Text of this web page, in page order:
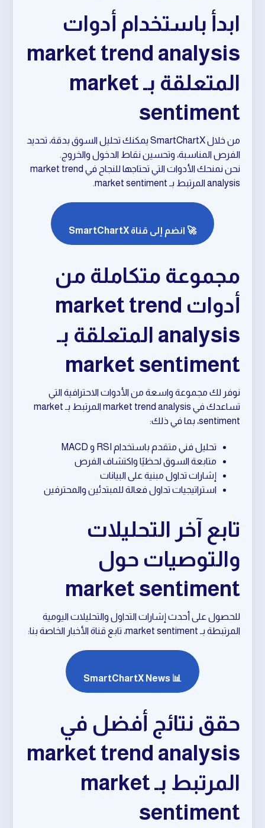
ابدأ باستخدام أدوات
market trend analysis
المتعلقة بـ market
sentiment
من خلال SmartChartX يمكنك تحليل السوق بدقة، تحديد
الفرص المناسبة، وتحسين نقاط الدخول والخروج.
نحن نمنحك الأدوات التي تحتاجها للنجاح في market trend
analysis المرتبط بـ market sentiment.
🚀 انضم إلى قناة SmartChartX
مجموعة متكاملة من
أدوات market trend
analysis المتعلقة بـ
market sentiment
نوفر لك مجموعة واسعة من الأدوات الاحترافية التي
تساعدك في market trend analysis المرتبط بـ market
sentiment، بما في ذلك:
تحليل فني متقدم باستخدام RSI و MACD
متابعة السوق لحظيًا واكتشاف الفرص
إشارات تداول مبنية على البيانات
استراتيجيات تداول فعالة للمبتدئين والمحترفين
تابع آخر التحليلات
والتوصيات حول
market sentiment
للحصول على أحدث إشارات التداول والتحليلات اليومية
المرتبطة بـ market sentiment، تابع قناة الأخبار الخاصة بنا:
📊 SmartChartX News
حقق نتائج أفضل في
market trend analysis
المرتبط بـ market
sentiment